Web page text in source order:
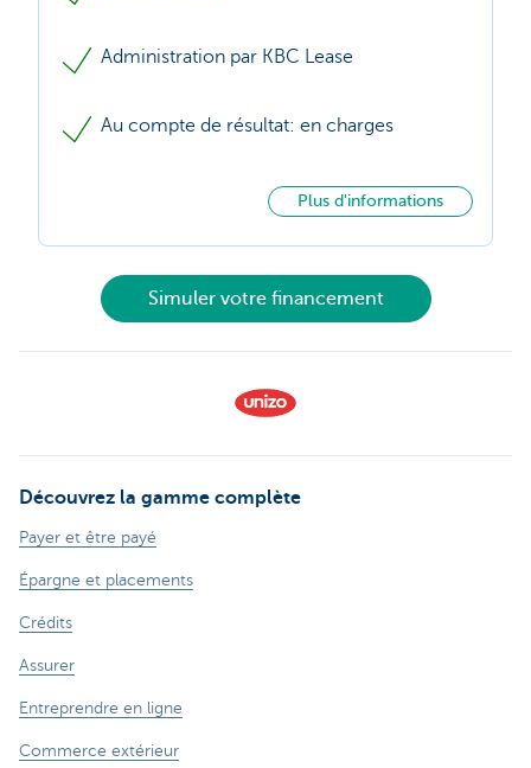
Administration par KBC Lease
Au compte de résultat: en charges
Plus d'informations
Simuler votre financement
Découvrez la gamme complète
Payer et être payé
Épargne et placements
Crédits
Assurer
Entreprendre en ligne
Commerce extérieur